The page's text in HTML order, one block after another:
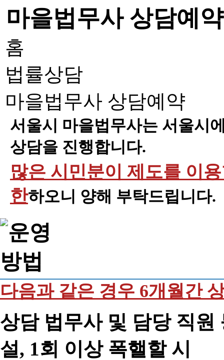
마을법무사 상담예약
홈
법률상담
마을법무사 상담예약
서울시 마을법무사는 서울시
상담을 진행합니다.
많은 시민분이 제도를 이
한하오니 양해 부탁드립니다.
다음과 같은 경우 6개월간
상담 법무사 및 담당 직원
설, 1회 이상 폭핼할 시